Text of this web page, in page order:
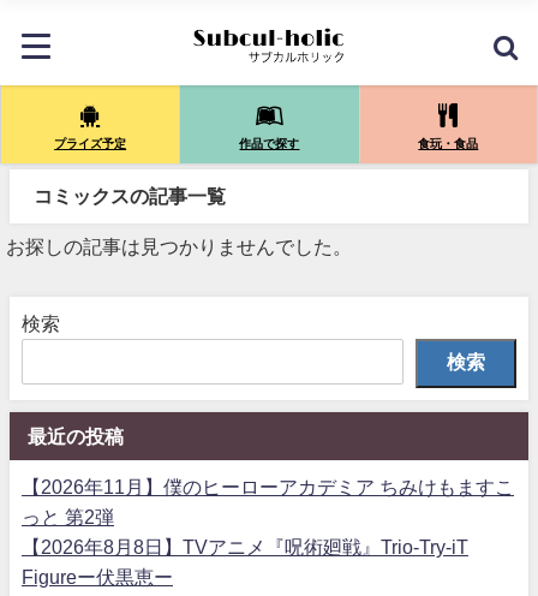
プライズ予定 作品で探す 食玩・食品
コミックスの記事一覧
お探しの記事は見つかりませんでした。
検索
検索
最近の投稿
【2026年11月】僕のヒーローアカデミア ちみけもますこ
っと 第2弾
【2026年8月8日】TVアニメ『呪術廻戦』Trio-Try-iT
Figureー伏黒恵ー